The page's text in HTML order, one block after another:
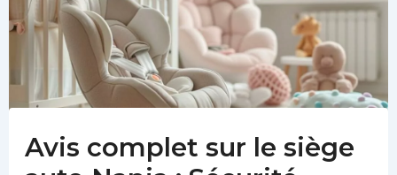
Avis complet sur le siège